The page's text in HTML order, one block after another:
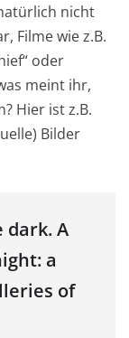
nicht
Filme wie z.B.
oder
meint ihr,
Hier ist z.B.
Bilder
dark. A
a
of